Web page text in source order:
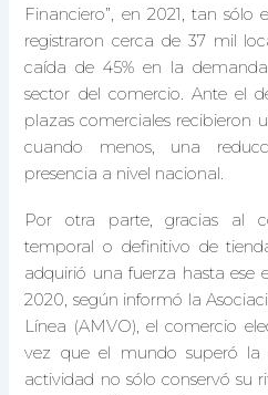
Financiero”, en 2021, tan
registraron cerca de 37 mil
caída de 45% en la
sector del comercio. Ante el
plazas comerciales recibieron
cuando menos, una
presencia a nivel nacional.
Por otra parte, gracias al
temporal o definitivo de
adquirió una fuerza hasta ese
2020, según informó la
Línea (AMVO), el comercio
vez que el mundo superó la
actividad no sólo conservó su